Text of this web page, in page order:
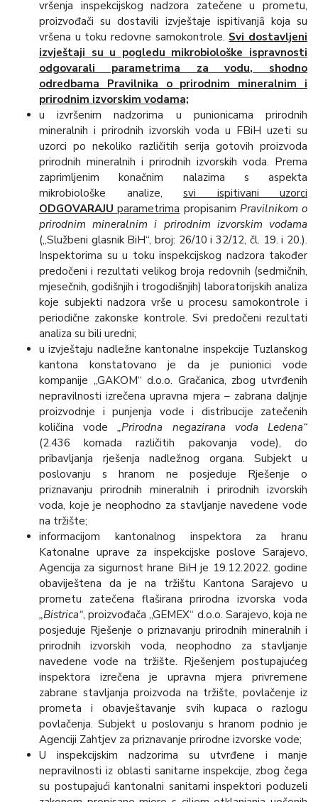
vršenja inspekcijskog nadzora zatečene u prometu,
proizvođači su dostavili izvještaje ispitivanjȃ koja su
vršena u toku redovne samokontrole. Svi dostavljeni
izvještaji su u pogledu mikrobiološke ispravnosti
odgovarali parametrima za vodu, shodno
odredbama Pravilnika o prirodnim mineralnim i
prirodnim izvorskim vodama;
u izvršenim nadzorima u punionicama prirodnih
mineralnih i prirodnih izvorskih voda u FBiH uzeti su
uzorci po nekoliko različitih serija gotovih proizvoda
prirodnih mineralnih i prirodnih izvorskih voda. Prema
zaprimljenim konačnim nalazima s aspekta
mikrobiološke analize, svi ispitivani uzorci
ODGOVARAJUparametrima propisanim Pravilnikom o
prirodnim mineralnim i prirodnim izvorskim vodama
(„Službeni glasnik BiH“, broj: 26/10 i 32/12, čl. 19. i 20.).
Inspektorima su u toku inspekcijskog nadzora također
predočeni i rezultati velikog broja redovnih (sedmičnih,
mjesečnih, godišnjih i trogodišnjih) laboratorijskih analiza
koje subjekti nadzora vrše u procesu samokontrole i
periodične zakonske kontrole. Svi predočeni rezultati
analiza su bili uredni;
u izvještaju nadležne kantonalne inspekcije Tuzlanskog
kantona konstatovano je da je punionici vode
kompanije „GAKOM“ d.o.o. Gračanica, zbog utvrđenih
nepravilnosti izrečena upravna mjera – zabrana daljnje
proizvodnje i punjenja vode i distribucije zatečenih
količina vode„Prirodna negazirana voda Ledena“
(2.436 komada različitih pakovanja vode), do
pribavljanja rješenja nadležnog organa. Subjekt u
poslovanju s hranom ne posjeduje Rješenje o
priznavanju prirodnih mineralnih i prirodnih izvorskih
voda, koje je neophodno za stavljanje navedene vode
na tržište;
informacijom kantonalnog inspektora za hranu
Katonalne uprave za inspekcijske poslove Sarajevo,
Agencija za sigurnost hrane BiH je 19.12.2022. godine
obaviještena da je na tržištu Kantona Sarajevo u
prometu zatečena flaširana prirodna izvorska voda
„Bistrica“, proizvođača „GEMEX“ d.o.o. Sarajevo, koja ne
posjeduje Rješenje o priznavanju prirodnih mineralnih i
prirodnih izvorskih voda, neophodno za stavljanje
navedene vode na tržište. Rješenjem postupajućeg
inspektora izrečena je upravna mjera privremene
zabrane stavljanja proizvoda na tržište, povlačenje iz
prometa i obavještavanje svih kupaca o razlogu
povlačenja. Subjekt u poslovanju s hranom podnio je
Agenciji Zahtjev za priznavanje prirodne izvorske vode;
U inspekcijskim nadzorima su utvrđene i manje
nepravilnosti iz oblasti sanitarne inspekcije, zbog čega
su postupajući kantonalni sanitarni inspektori poduzeli